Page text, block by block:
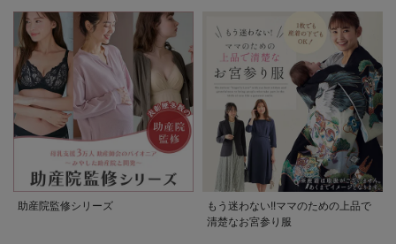
助産院監修シリーズ
もう迷わない!!ママのための上品で
清楚なお宮参り服